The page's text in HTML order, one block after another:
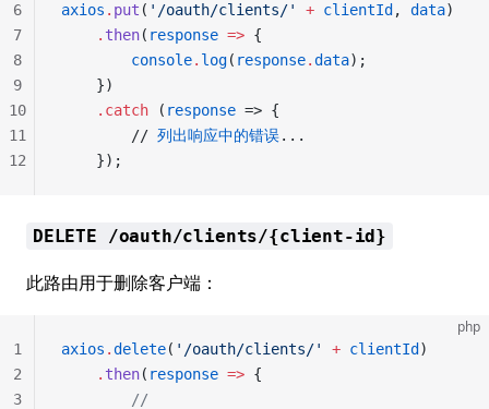
axios . put ( '/oauth/clients/' + clientId , data)
    .
then( response => {
        console
. log( response.data);
    })
    .
catch ( response => {
        //
列出响应中的错误...
    });
6
7
8
9
10
11
12
DELETE /oauth/clients/{client-id}
此路由用于删除客户端：
php
axios .delete( '/oauth/clients/' + clientId )
    .
then( response => {
        //
1
2
3